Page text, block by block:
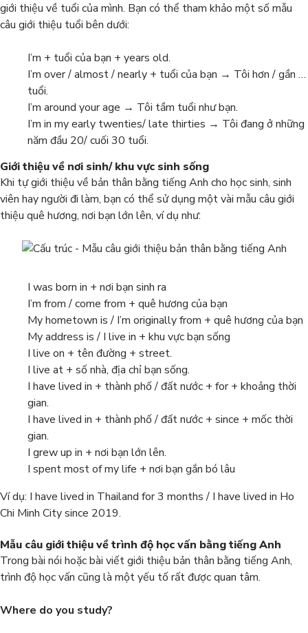
giới thiệu về tuổi của mình. Bạn có thể tham khảo một số mẫu
câu giới thiệu tuổi bên dưới:
I’m + tuổi của bạn + years old.
I’m over / almost / nearly + tuổi của bạn → Tôi hơn / gần …
tuổi.
I’m around your age → Tôi tầm tuổi như bạn.
I’m in my early twenties/ late thirties → Tôi đang ở những
năm đầu 20/ cuối 30 tuổi.
Giới thiệu về nơi sinh/ khu vực sinh sống
Khi tự giới thiệu về bản thân bằng tiếng Anh cho học sinh, sinh
viên hay người đi làm, bạn có thể sử dụng một vài mẫu câu giới
thiệu quê hương, nơi bạn lớn lên, ví dụ như:
I was born in + nơi bạn sinh ra
I’m from / come from + quê hương của bạn
My hometown is / I’m originally from + quê hương của bạn
My address is / I live in + khu vực bạn sống
I live on + tên đường + street.
I live at + số nhà, địa chỉ bạn sống.
I have lived in + thành phố / đất nước + for + khoảng thời
gian.
I have lived in + thành phố / đất nước + since + mốc thời
gian.
I grew up in + nơi bạn lớn lên.
I spent most of my life + nơi bạn gắn bó lâu
Ví dụ: I have lived in Thailand for 3 months / I have lived in Ho
Chi Minh City since 2019.
Mẫu câu giới thiệu về trình độ học vấn bằng tiếng Anh
Trong bài nói hoặc bài viết giới thiệu bản thân bằng tiếng Anh,
trình độ học vấn cũng là một yếu tố rất được quan tâm.
Where do you study?